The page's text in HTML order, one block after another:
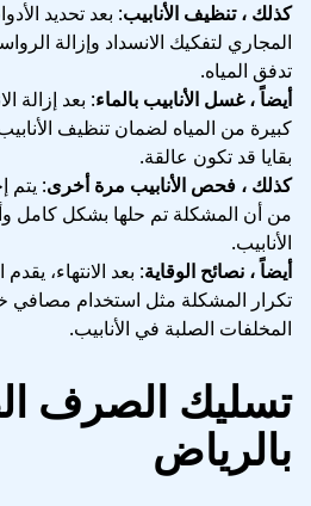
كذلك ، تنظيف الأنابيب: بعد تحديد
المجاري لتفكيك الانسداد وإزالة
تدفق المياه.
أيضاً ، غسل الأنابيب بالماء: بعد إزالة
كبيرة من المياه لضمان تنظيف
بقايا قد تكون عالقة.
كذلك ، فحص الأنابيب مرة أخرى: يتم
من أن المشكلة تم حلها بشكل كامل
الأنابيب.
أيضاً ، نصائح الوقاية: بعد الانتهاء،
تكرار المشكلة مثل استخدام مصافي
المخلفات الصلبة في الأنابيب.
تسليك الصرف
بالرياض